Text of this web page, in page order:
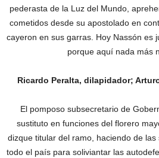
pederasta de la Luz del Mundo,
cometidos desde su apostolado en
cayeron en sus garras. Hoy Nassón es
porque aquí nada más
Ricardo Peralta, dilapidador;
El pomposo subsecretario de
sustituto en funciones del florero
dizque titular del ramo, haciendo de
todo el país para soliviantar las